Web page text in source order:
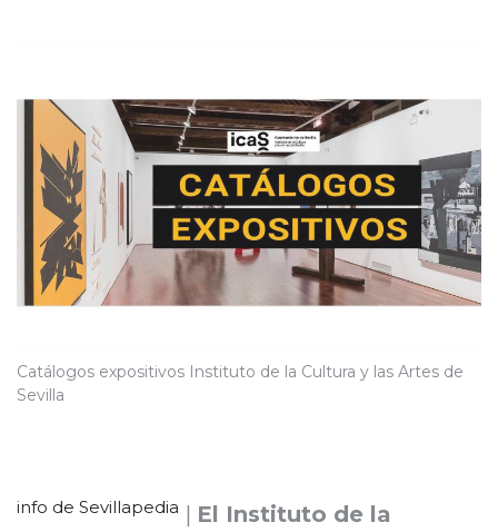
Catálogos expositivos Instituto de la Cultura y las Artes de
Sevilla
info de Sevillapedia | El Instituto de la